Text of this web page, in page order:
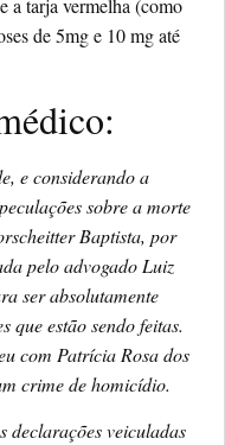
a tarja vermelha(como
de 5mg e 10 mg até
e considerando a
sobre a morte
Baptista, por
pelo advogado Luiz
ser absolutamente
que estão sendo feitas.
com Patrícia Rosa dos
crime de homicídio.
declarações veiculadas